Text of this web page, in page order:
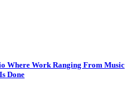
Where Work Ranging From Music
Done